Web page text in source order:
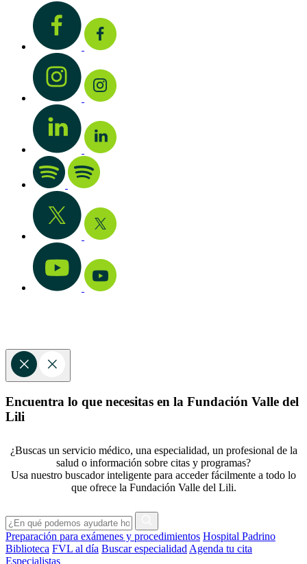
Encuentra lo que necesitas en la Fundación Valle del
Lili
¿Buscas un servicio médico, una especialidad, un profesional de la
salud o información sobre citas y programas?
Usa nuestro buscador inteligente para acceder fácilmente a todo lo
que ofrece la Fundación Valle del Lili.
Preparación para exámenes y procedimientos Hospital Padrino
Biblioteca FVL al día Buscar especialidad Agenda tu cita
Especialistas